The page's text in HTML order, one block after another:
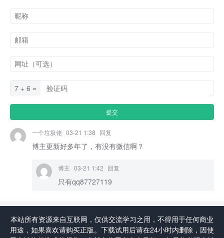
7 + 6 =
一个垃圾佬 03-21 1:38 回复
博主更新好多年了，有没有微信啊？
博主 03-21 1:42 回复
只有qq87727119
本站所有资源来自互联网，仅供交流学习之用，不得用于任何商业
用途，如果喜欢请购买正版。下载试用后请在24小时内删除，因使